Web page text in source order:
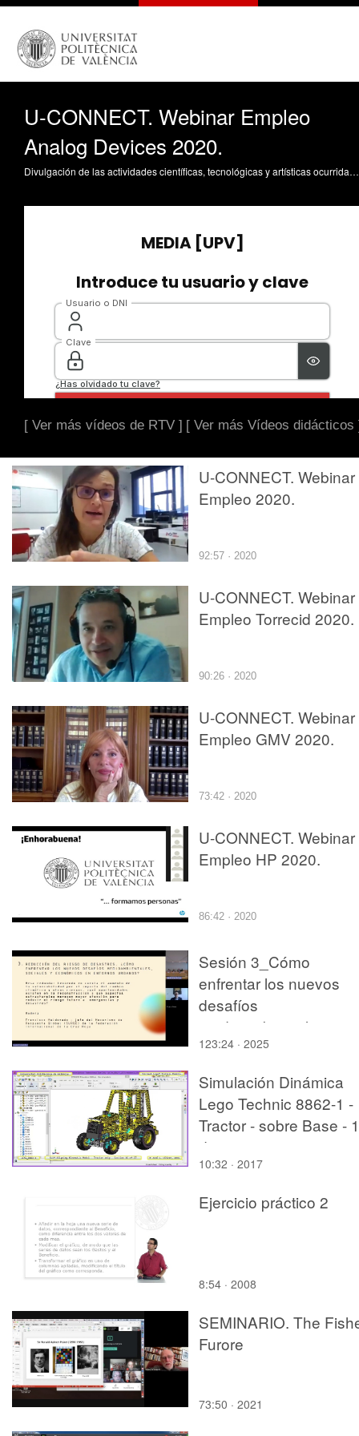
U-CONNECT. Webinar Empleo
Analog Devices 2020.
Divulgación de las actividades científicas, tecnológicas y artísticas ocurridas en los tres campus de la UPV
[ Ver más vídeos de RTV ] [ Ver más Vídeos didácticos
U-CONNECT. Webinar
Empleo 2020.
92:57 · 2020
U-CONNECT. Webinar
Empleo Torrecid 2020.
90:26 · 2020
U-CONNECT. Webinar
Empleo GMV 2020.
73:42 · 2020
U-CONNECT. Webinar
Empleo HP 2020.
86:42 · 2020
Sesión 3_Cómo
enfrentar los nuevos
desafíos
medioambientales,
sociales y económicos
123:24 · 2025
Simulación Dinámica
Lego Technic 8862-1 -
Tractor - sobre Base -
de 27
10:32 · 2017
Ejercicio práctico 2
8:54 · 2008
SEMINARIO. The
Furore
73:50 · 2021